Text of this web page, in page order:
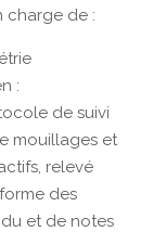
charge de :
:
de suivi
mouillages et
relevé
des
et de notes